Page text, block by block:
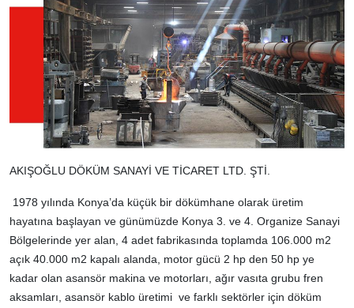
AKIŞOĞLU DÖKÜM SANAYİ VE TİCARET LTD. ŞTİ.
1978 yılında Konya’da küçük bir dökümhane olarak üretim
hayatına başlayan ve günümüzde Konya 3. ve 4. Organize Sanayi
Bölgelerinde yer alan, 4 adet fabrikasında toplamda 106.000 m2
açık 40.000 m2 kapalı alanda, motor gücü 2 hp den 50 hp ye
kadar olan asansör makina ve motorları, ağır vasıta grubu fren
aksamları, asansör kablo üretimi ve farklı sektörler için döküm